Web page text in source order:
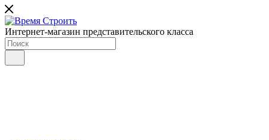
Интернет-магазин представительского класса